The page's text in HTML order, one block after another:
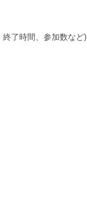
了時間、参加数など)